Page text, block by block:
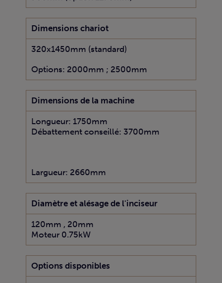
Dimensions chariot
320x1450mm (standard)
Options: 2000mm ; 2500mm
Dimensions de la machine
Longueur: 1750mm
Débattement conseillé: 3700mm
Largueur: 2660mm
Diamètre et alésage de l'inciseur
120mm , 20mm
Moteur 0.75kW
Options disponibles